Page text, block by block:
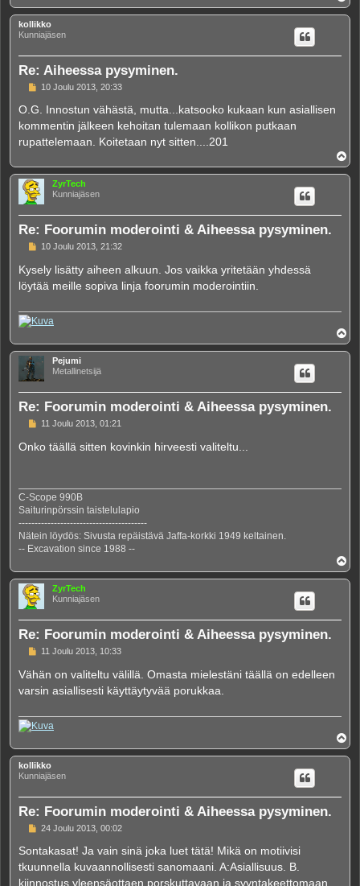
l
ö
kollikko
Kunniajäsen
Re: Aiheessa pysyminen.
V
e
t
i
10 Joulu 2013, 20:33
O.G. Innostun vähästä, mutta...katsooko kukaan kun asiallisen
kommentin jälkeen kehoitan tulemaan kollikon putkaan
rupattelemaan. Koitetaan nyt sitten....201
l
ö
ZyrTech
Kunniajäsen
Re: Foorumin moderointi & Aiheessa pysyminen.
V
e
t
10 Joulu 2013, 21:32
Kysely lisätty aiheen alkuun. Jos vaikka yritetään yhdessä
löytää meille sopiva linja foorumin moderointiin.
l
ö
Pejumi
Metallinetsijä
Re: Foorumin moderointi & Aiheessa pysyminen.
V
e
s
11 Joulu 2013, 01:21
Onko täällä sitten kovinkin hirveesti valiteltu...
C-Scope 990B
Saiturinpörssin taistelulapio
----------------------------------------
Nätein löydös: Sivusta repäistävä Jaffa-korkki 1949 keltainen.
-- Excavation since 1988 --
l
ö
ZyrTech
Kunniajäsen
Re: Foorumin moderointi & Aiheessa pysyminen.
V
e
s
t
11 Joulu 2013, 10:33
Vähän on valiteltu välillä. Omasta mielestäni täällä on edelleen
varsin asiallisesti käyttäytyvää porukkaa.
l
ö
kollikko
Kunniajäsen
Re: Foorumin moderointi & Aiheessa pysyminen.
V
e
t
i
24 Joulu 2013, 00:02
Sontakasat! Ja vain sinä joka luet tätä! Mikä on motiivisi
tkuunnella kuvaannollisesti sanomaani. A:Asiallisuus. B.
kiinnostus yleensäottaen porskuttavaan ja syyntakeettomaan